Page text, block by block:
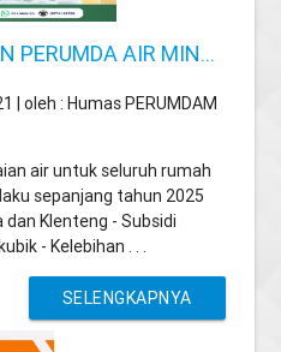
PERUMDA AIR MIN...
| oleh : Humas PERUMDAM
air untuk seluruh rumah
sepanjang tahun 2025
dan Klenteng - Subsidi
- Kelebihan . . .
SELENGKAPNYA